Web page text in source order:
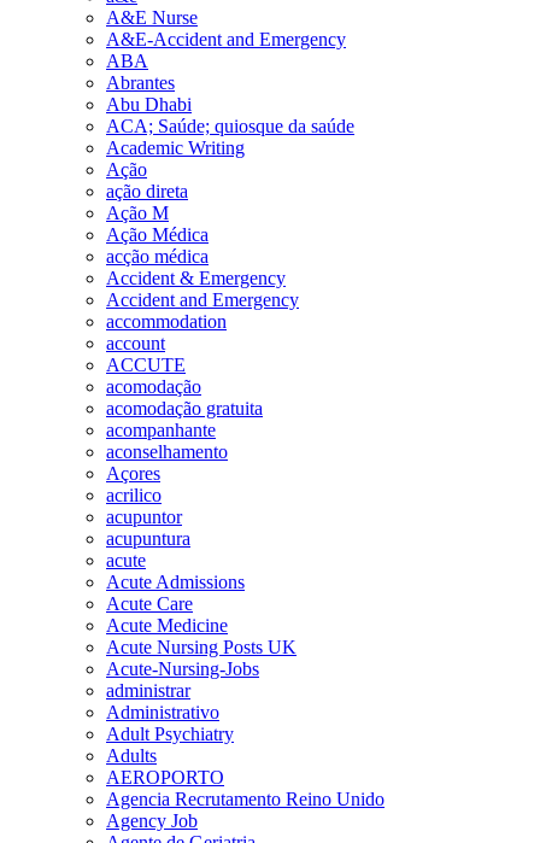
A&E Nurse
A&E-Accident and Emergency
ABA
Abrantes
Abu Dhabi
ACA; Saúde; quiosque da saúde
Academic Writing
Ação
ação direta
Ação M
Ação Médica
acção médica
Accident & Emergency
Accident and Emergency
accommodation
account
ACCUTE
acomodação
acomodação gratuita
acompanhante
aconselhamento
Açores
acrilico
acupuntor
acupuntura
acute
Acute Admissions
Acute Care
Acute Medicine
Acute Nursing Posts UK
Acute-Nursing-Jobs
administrar
Administrativo
Adult Psychiatry
Adults
AEROPORTO
Agencia Recrutamento Reino Unido
Agency Job